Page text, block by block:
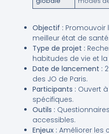
Objectif : Promouvoir
meilleur état de santé.
Type de projet :
habitudes de vie et
Date de lancement :
des JO de Paris.
Participants : Ouvert
spécifiques.
Outils :
accessibles.
Enjeux : Améliorer les